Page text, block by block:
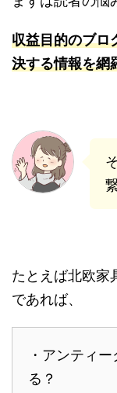
収益目的のブロ
決する情報を網
たとえば北欧家
であれば、
・アンティ
る？